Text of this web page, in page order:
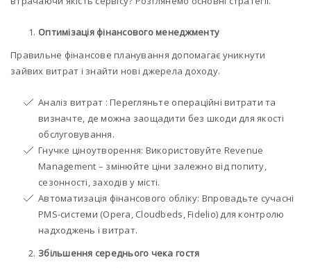
Оптимізація фінансового менеджменту
Правильне фінансове планування допомагає уникнути
зайвих витрат і знайти нові джерела доходу.
Аналіз витрат : Перегляньте операційні витрати та
визначте, де можна заощадити без шкоди для якості
обслуговування.
Гнучке ціноутворення: Використовуйте Revenue
Management – змінюйте ціни залежно від попиту,
сезонності, заходів у місті.
Автоматизація фінансового обліку: Впровадьте сучасні
PMS-системи (Opera, Cloudbeds, Fidelio) для контролю
надходжень і витрат.
Збільшення середнього чека гостя